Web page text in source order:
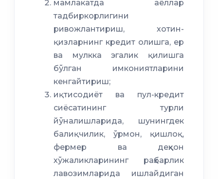
мамлакатда аёллар
тадбиркорлигини
ривожлантириш, хотин-
қизларнинг кредит олишга, ер
ва мулкка эгалик қилишга
бўлган имкониятларини
кенгайтириш;
иқтисодиёт ва пул-кредит
сиёсатининг турли
йўналишларида, шунингдек
балиқчилик, ўрмон, қишлоқ,
фермер ва деҳқон
хўжаликларининг раҳбарлик
лавозимларида ишлайдиган